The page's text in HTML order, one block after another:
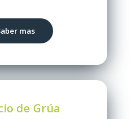
mas
de Grúa